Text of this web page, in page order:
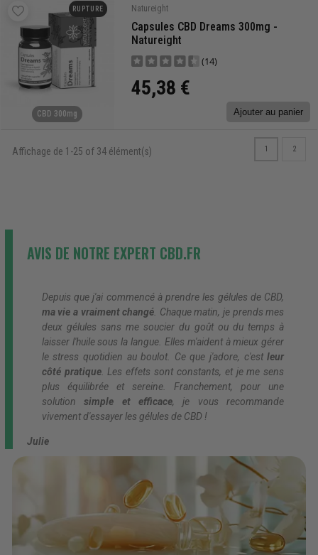
RUPTURE
CBD 300mg
Natureight
Capsules CBD Dreams 300mg -
Natureight
(14)
45,38 €
Ajouter au panier
Affichage de 1-25 of 34 élément(s) 1 2
AVIS DE NOTRE EXPERT CBD.FR
Depuis que j'ai commencé à prendre les gélules de CBD,
ma vie a vraiment changé . Chaque matin, je prends mes
deux gélules sans me soucier du goût ou du temps à
laisser l'huile sous la langue. Elles m'aident à mieux gérer
le stress quotidien au boulot. Ce que j'adore, c'estleur
côté pratique. Les effets sont constants, et je me sens
plus équilibrée et sereine. Franchement, pour une
solutionsimple et efficace, je vous recommande
vivement d'essayer les gélules de CBD !
Julie